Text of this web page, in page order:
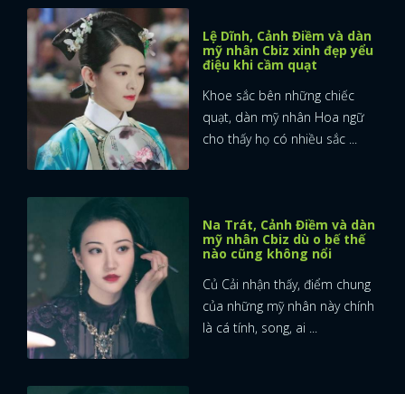
Lệ Dĩnh, Cảnh Điềm và dàn
mỹ nhân Cbiz xinh đẹp yểu
điệu khi cầm quạt
Khoe sắc bên những chiếc
quạt, dàn mỹ nhân Hoa ngữ
cho thấy họ có nhiều sắc ...
Na Trát, Cảnh Điềm và dàn
mỹ nhân Cbiz dù o bế thế
nào cũng không nổi
Củ Cải nhận thấy, điểm chung
của những mỹ nhân này chính
là cá tính, song, ai ...